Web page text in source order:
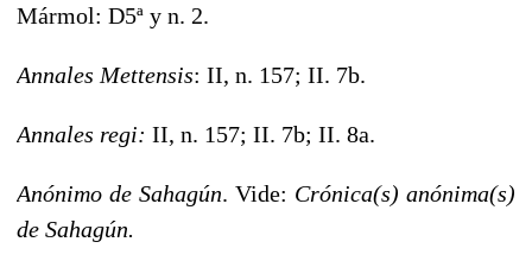
Mármol: D5ª y n. 2.
Annales Mettensis: II, n. 157; II. 7b.
Annales regi: II, n. 157; II. 7b; II. 8a.
Anónimo de Sahagún. Vide: Crónica(s) anónima(s)
de Sahagún.